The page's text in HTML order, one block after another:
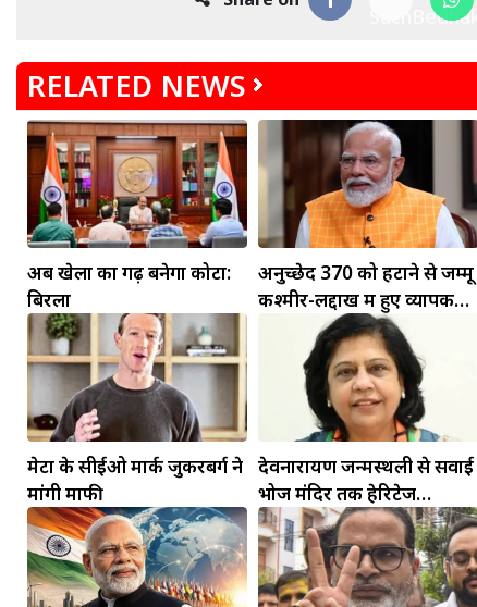
RELATED NEWS
अब खेलों का गढ़ बनेगा कोटा:
बिरला
अनुच्छेद 370 को हटाने से जम्मू
कश्मीर-लद्दाख में हुए व्यापक
बदलाव: PM मोदी
मेटा के सीईओ मार्क जुकरबर्ग ने
मांगी माफी
देवनारायण जन्मस्थली से सवाई
भोज मंदिर तक हेरिटेज
कॉरिडोर बनाने की मांग
धनु
बड़ी डील हाथ लग सकती
मकर
सुखद पलों की प्राप्ति होगी। फिजूल के खर्चे बढ़ेंगे,
सुख सुविधाओं में इजाफा होगा।